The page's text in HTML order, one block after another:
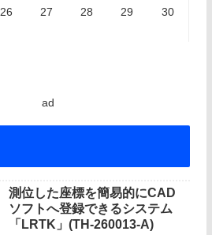
26 27 28 29
30
ad
測位した座標を簡易的にCAD
ソフトへ登録できるシステム
「LRTK」(TH-260013-A)